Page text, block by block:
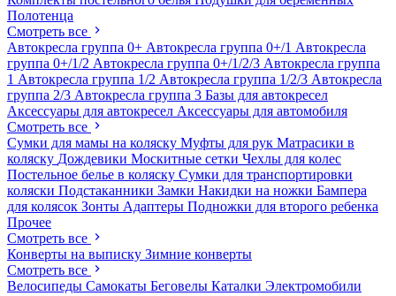
Полотенца
Смотреть все
Автокресла группа 0+ Автокресла группа 0+/1 Автокресла
группа 0+/1/2 Автокресла группа 0+/1/2/3 Автокресла группа
1 Автокресла группа 1/2 Автокресла группа 1/2/3 Автокресла
группа 2/3 Автокресла группа 3 Базы для автокресел
Аксессуары для автокресел Аксессуары для автомобиля
Смотреть все
Сумки для мамы на коляску Муфты для рук Матрасики в
коляску Дождевики Москитные сетки Чехлы для колес
Постельное белье в коляску Сумки для транспортировки
коляски Подстаканники Замки Накидки на ножки Бампера
для колясок Зонты Адаптеры Подножки для второго ребенка
Прочее
Смотреть все
Конверты на выписку Зимние конверты
Смотреть все
Велосипеды Самокаты Беговелы Каталки Электромобили